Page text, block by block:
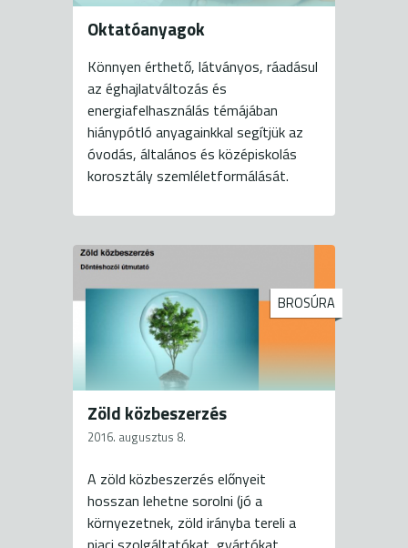
Oktatóanyagok
Könnyen érthető, látványos, ráadásul
az éghajlatváltozás és
energiafelhasználás témájában
hiánypótló anyagainkkal segítjük az
óvodás, általános és középiskolás
korosztály szemléletformálását.
BROSÚRA
Zöld közbeszerzés
2016. augusztus 8.
A zöld közbeszerzés előnyeit
hosszan lehetne sorolni (jó a
környezetnek, zöld irányba tereli a